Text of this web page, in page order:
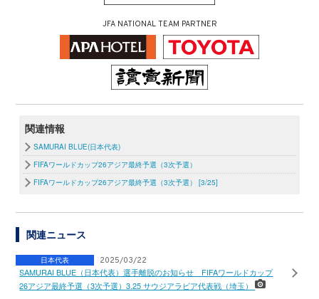
JFA NATIONAL TEAM PARTNER
関連情報
SAMURAI BLUE(日本代表)
FIFAワールドカップ26アジア最終予選（3次予選）
FIFAワールドカップ26アジア最終予選（3次予選） [3/25]
関連ニュース
日本代表 2025/03/22
SAMURAI BLUE（日本代表）選手離脱のお知らせ FIFAワールドカップ
26アジア最終予選（3次予選）3.25 サウジアラビア代表戦（埼玉）